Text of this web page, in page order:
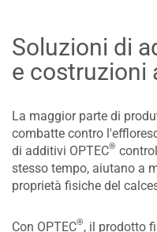
Soluzioni di
e costruzioni
La maggior parte di
combatte contro
di additivi OPTEC®
stesso tempo, aiutano a
proprietà fisiche del
Con OPTEC®, il prodotto